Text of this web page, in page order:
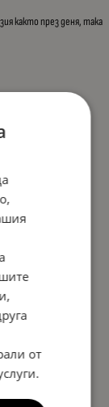
както през деня, така
от